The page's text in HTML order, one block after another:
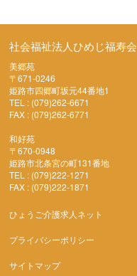
社会福祉法人ひめじ福寿会
美郷苑
〒671-0246
姫路市四郷町坂元44番地1
TEL : (079)262-6671
FAX : (079)262-6771
和好苑
〒670-0948
姫路市北条宮の町131番地
TEL : (079)222-1271
FAX : (079)222-1871
ひょうご介護求人ネット
プライバシーポリシー
サイトマップ